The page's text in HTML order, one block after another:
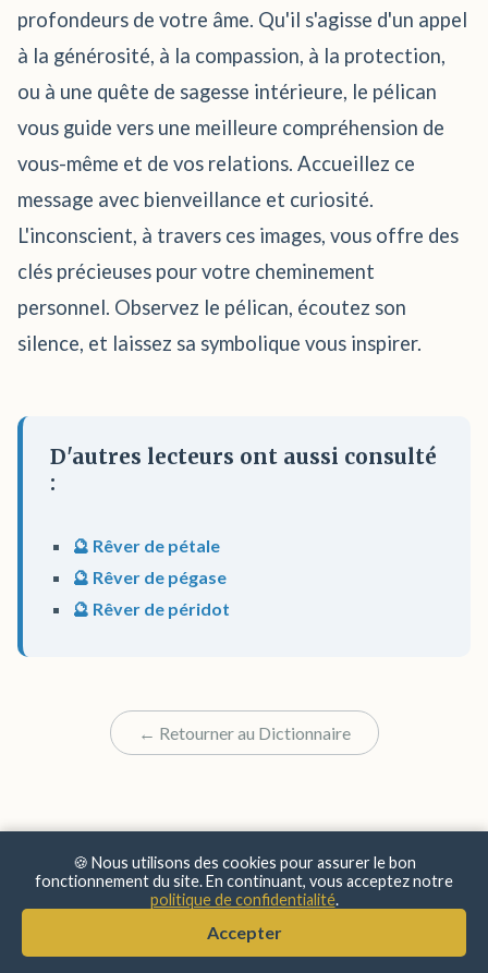
profondeurs de votre âme. Qu'il s'agisse d'un appel
à la générosité, à la compassion, à la protection,
ou à une quête de sagesse intérieure, le pélican
vous guide vers une meilleure compréhension de
vous-même et de vos relations. Accueillez ce
message avec bienveillance et curiosité.
L'inconscient, à travers ces images, vous offre des
clés précieuses pour votre cheminement
personnel. Observez le pélican, écoutez son
silence, et laissez sa symbolique vous inspirer.
D'autres lecteurs ont aussi consulté
:
🔮 Rêver de pétale
🔮 Rêver de pégase
🔮 Rêver de péridot
← Retourner au Dictionnaire
Confidentialité
🍪 Nous utilisons des cookies pour assurer le bon
fonctionnement du site. En continuant, vous acceptez notre
politique de confidentialité.
Accepter